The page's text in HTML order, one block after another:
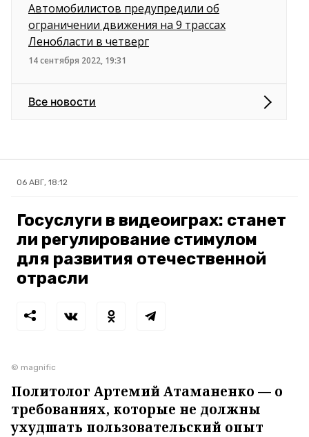
Автомобилистов предупредили об
ограничении движения на 9 трассах
Ленобласти в четверг
14 сентября 2022, 19:31
Все новости
06 АВГ, 18:12
Госуслуги в видеоиграх: станет
ли регулирование стимулом
для развития отечественной
отрасли
© magnific
Политолог Артемий Атаманенко — о
требованиях, которые не должны
ухудшать пользовательский опыт